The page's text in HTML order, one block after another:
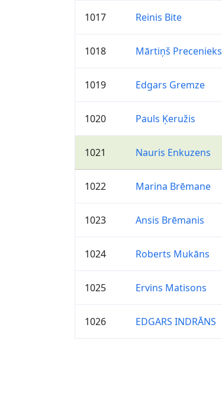
1017 Reinis Bite
1018 Mārtiņš Precenieks
1019 Edgars Gremze
1020 Pauls Ķeružis
1021 Nauris Enkuzens
1022 Marina Brēmane
1023 Ansis Brēmanis
1024 Roberts Mukāns
1025 Ervins Matisons
1026 EDGARS INDRĀNS